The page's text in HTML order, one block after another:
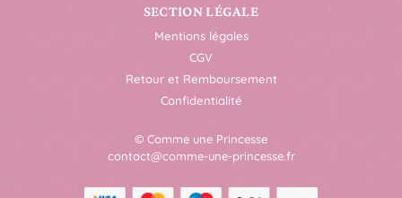
SECTION LÉGALE
Mentions légales
CGV
Retour et Remboursement
Confidentialité
© Comme une Princesse
contact@comme-une-princesse.fr